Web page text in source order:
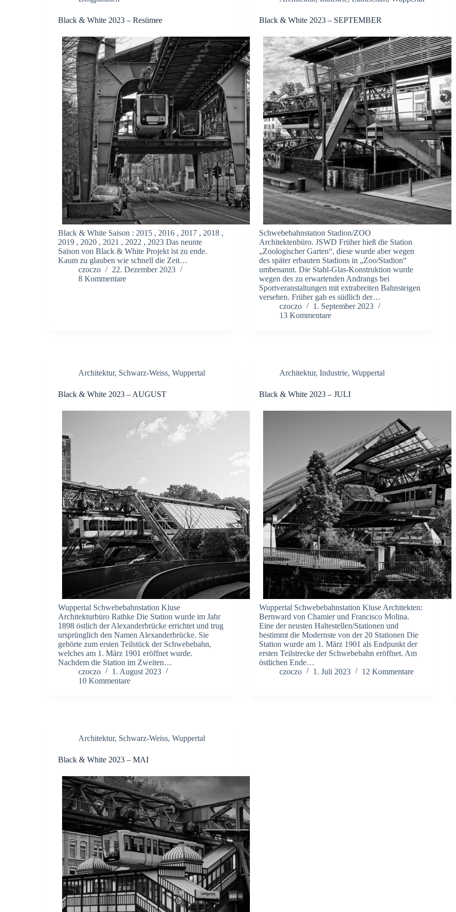
Black & White 2023 – Resümee
Black & White Saison : 2015 , 2016 , 2017 , 2018 ,
2019 , 2020 , 2021 , 2022 , 2023 Das neunte
Saison von Black & White Projekt ist zu ende.
Kaum zu glauben wie schnell die Zeit…
czoczo
22. Dezember 2023
8 Kommentare
Black & White 2023 – SEPTEMBER
Schwebebahnstation Stadion/ZOO
Architektenbüro. JSWD Früher hieß die Station
„Zoologischer Garten“, diese wurde aber wegen
des später erbauten Stadions in „Zoo/Stadion“
umbenannt. Die Stahl-Glas-Konstruktion wurde
wegen des zu erwartenden Andrangs bei
Sportveranstaltungen mit extrabreiten Bahnsteigen
versehen. Früher gab es südlich der…
czoczo
1. September 2023
13 Kommentare
Architektur, Schwarz-Weiss, Wuppertal
Black & White 2023 – AUGUST
Wuppertal Schwebebahnstation Kluse
Architekturbüro Rathke Die Station wurde im Jahr
1898 östlich der Alexanderbrücke errichtet und trug
ursprünglich den Namen Alexanderbrücke. Sie
gehörte zum ersten Teilstück der Schwebebahn,
welches am 1. März 1901 eröffnet wurde.
Nachdem die Station im Zweiten…
czoczo
1. August 2023
10 Kommentare
Architektur,Industrie,Wuppertal
Black & White 2023 – JULI
Wuppertal Schwebebahnstation Kluse Architekten:
Bernward von Chamier und Francisco Molina.
Eine der neusten Haltestellen/Stationen und
bestimmt die Modernste von der 20 Stationen Die
Station wurde am 1. März 1901 als Endpunkt der
ersten Teilstrecke der Schwebebahn eröffnet. Am
östlichen Ende…
czoczo
1. Juli 2023 12 Kommentare
Architektur, Schwarz-Weiss, Wuppertal
Black & White 2023 – MAI